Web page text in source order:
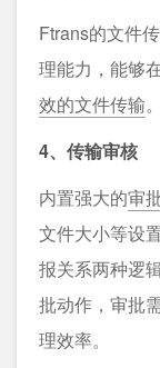
Ftrans的文件
理能力，能够
效的文件传输。
4、传输审核
内置强⼤的审
⽂件⼤⼩等设
报关系两种逻
批动作，审批
理效率。